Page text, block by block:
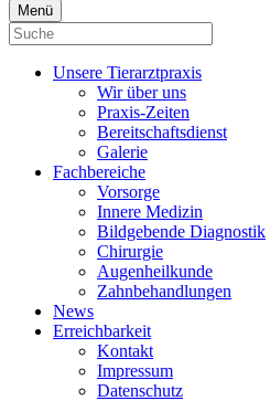
Menü
Unsere Tierarztpraxis
Wir über uns
Praxis-Zeiten
Bereitschaftsdienst
Galerie
Fachbereiche
Vorsorge
Innere Medizin
Bildgebende Diagnostik
Chirurgie
Augenheilkunde
Zahnbehandlungen
News
Erreichbarkeit
Kontakt
Impressum
Datenschutz